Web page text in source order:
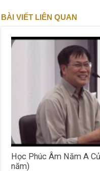
BÀI VIẾT LIÊN QUAN
Học Phúc Âm Năm A
năm)